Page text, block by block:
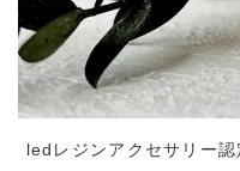
ledレジンアクセサリー